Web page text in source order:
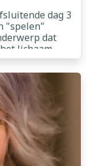
dag 3
"spelen"
dat
lichaam
de natuur
werk ik
workshops.
met beweging
lees meer